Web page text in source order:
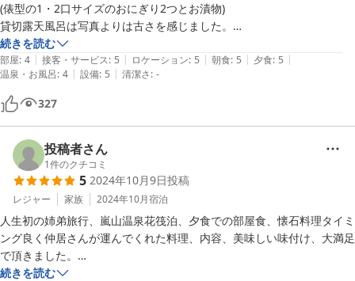
(俵型の1・2口サイズのおにぎり2つとお漬物)
貸切露天風呂は写真よりは古さを感じました。
お湯加減は熱すぎるのが苦手な私にはちょうど良かったです。
チェックアウトの時にスーツケースを京都駅まで運んでいただけるサー
ビスはとても良かったです(別途1,000円)
おかげでその後の観光もスムーズに動けました。
続きを読む
部屋: 4 | 接客・サービス: 5 | ロケーション: 5 | 朝食: 5 | 夕食: 5 |
温泉・お風呂: 4 | 設備: 5 | 清潔さ: -
327
投稿者さん
1件のクチコミ
5 2024年10月9日投稿
レジャー 家族 2024年10月宿泊
人生初の姉弟旅行、嵐山温泉花筏泊、夕食での部屋食、懐石料理タイミ
ング良く仲居さんが運んでくれた料理、内容、美味しい味付け、大満足
で頂きました。
翌日早朝散歩、人も居ない渡月橋を渡り
続きを読む